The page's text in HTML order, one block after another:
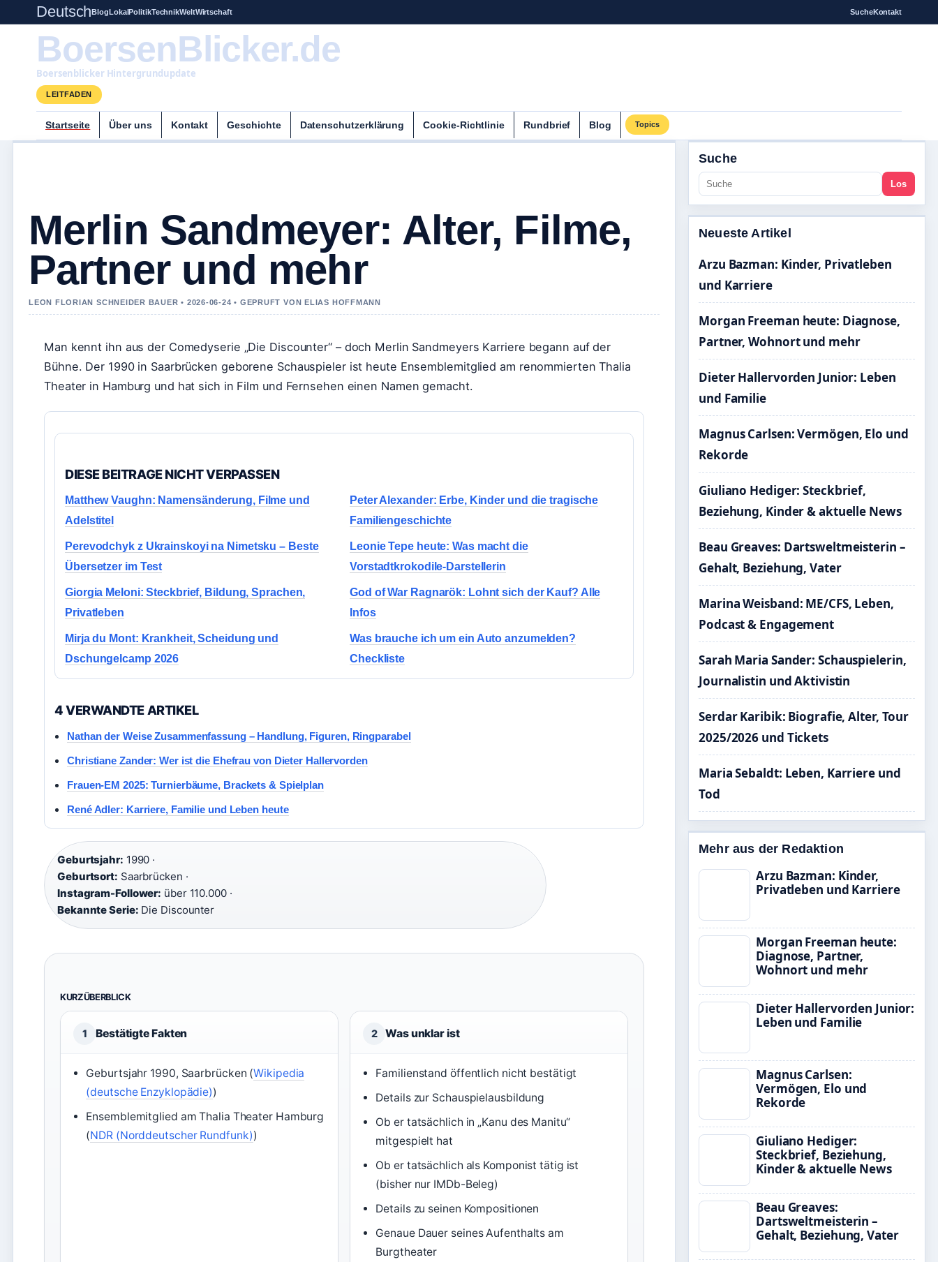
DeutschBlogLokalPolitikTechnikWeltWirtschaft SucheKontakt
BoersenBlicker.de
Boersenblicker Hintergrundupdate
LEITFADEN
Startseite Über uns Kontakt Geschichte Datenschutzerklärung Cookie-Richtlinie Rundbrief Blog Topics
Merlin Sandmeyer: Alter, Filme,
Partner und mehr
LEON FLORIAN SCHNEIDER BAUER • 2026-06-24 • GEPRUFT VON ELIAS HOFFMANN
Man kennt ihn aus der Comedyserie „Die Discounter“ – doch Merlin Sandmeyers Karriere begann auf der
Bühne. Der 1990 in Saarbrücken geborene Schauspieler ist heute Ensemblemitglied am renommierten Thalia
Theater in Hamburg und hat sich in Film und Fernsehen einen Namen gemacht.
DIESE BEITRAGE NICHT VERPASSEN
Matthew Vaughn: Namensänderung, Filme und
Adelstitel
Peter Alexander: Erbe, Kinder und die tragische
Familiengeschichte
Perevodchyk z Ukrainskoyi na Nimetsku – Beste
Übersetzer im Test
Leonie Tepe heute: Was macht die
Vorstadtkrokodile-Darstellerin
Giorgia Meloni: Steckbrief, Bildung, Sprachen,
Privatleben
God of War Ragnarök: Lohnt sich der Kauf? Alle
Infos
Mirja du Mont: Krankheit, Scheidung und
Dschungelcamp 2026
Was brauche ich um ein Auto anzumelden?
Checkliste
4 VERWANDTE ARTIKEL
Nathan der Weise Zusammenfassung – Handlung, Figuren, Ringparabel
Christiane Zander: Wer ist die Ehefrau von Dieter Hallervorden
Frauen-EM 2025: Turnierbäume, Brackets & Spielplan
René Adler: Karriere, Familie und Leben heute
Geburtsjahr: 1990 ·
Geburtsort: Saarbrücken ·
Instagram-Follower: über 110.000 ·
Bekannte Serie: Die Discounter
KURZÜBERBLICK
1 Bestätigte Fakten
Geburtsjahr 1990, Saarbrücken (Wikipedia
(deutsche Enzyklopädie))
Ensemblemitglied am Thalia Theater Hamburg
(NDR (Norddeutscher Rundfunk))
2 Was unklar ist
Familienstand öffentlich nicht bestätigt
Details zur Schauspielausbildung
Ob er tatsächlich in „Kanu des Manitu“
mitgespielt hat
Ob er tatsächlich als Komponist tätig ist
(bisher nur IMDb-Beleg)
Details zu seinen Kompositionen
Genaue Dauer seines Aufenthalts am
Burgtheater
Suche
Los
Neueste Artikel
Arzu Bazman: Kinder, Privatleben
und Karriere
Morgan Freeman heute: Diagnose,
Partner, Wohnort und mehr
Dieter Hallervorden Junior: Leben
und Familie
Magnus Carlsen: Vermögen, Elo und
Rekorde
Giuliano Hediger: Steckbrief,
Beziehung, Kinder & aktuelle News
Beau Greaves: Dartsweltmeisterin –
Gehalt, Beziehung, Vater
Marina Weisband: ME/CFS, Leben,
Podcast & Engagement
Sarah Maria Sander: Schauspielerin,
Journalistin und Aktivistin
Serdar Karibik: Biografie, Alter, Tour
2025/2026 und Tickets
Maria Sebaldt: Leben, Karriere und
Tod
Mehr aus der Redaktion
Arzu Bazman: Kinder,
Privatleben und Karriere
Morgan Freeman heute:
Diagnose, Partner,
Wohnort und mehr
Dieter Hallervorden Junior:
Leben und Familie
Magnus Carlsen:
Vermögen, Elo und
Rekorde
Giuliano Hediger:
Steckbrief, Beziehung,
Kinder & aktuelle News
Beau Greaves:
Dartsweltmeisterin –
Gehalt, Beziehung, Vater